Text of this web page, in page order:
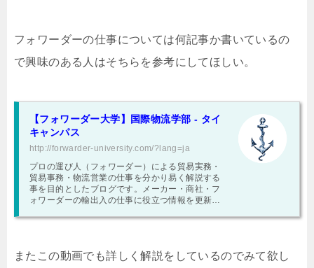
フォワーダーの仕事については何記事か書いているの
で興味のある人はそちらを参考にしてほしい。
【フォワーダー大学】国際物流学部 - タイ
キャンパス
http://forwarder-university.com/?lang=ja
プロの運び人（フォワーダー）による貿易実務・
貿易事務・物流営業の仕事を分かり易く解説する
事を目的としたブログです。メーカー・商社・フ
ォワーダーの輸出入の仕事に役立つ情報を更新し
またこの動画でも詳しく解説をしているのでみて欲し